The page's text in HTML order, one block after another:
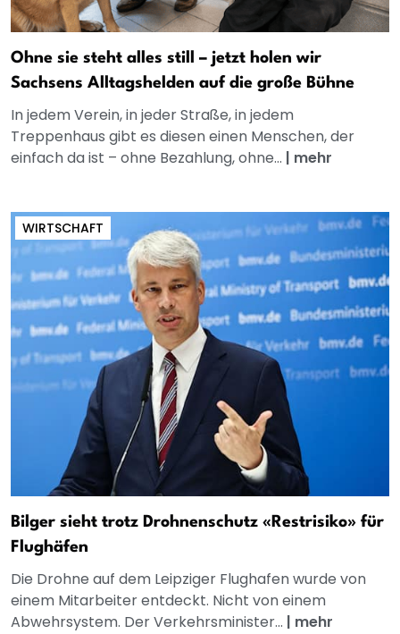
Ohne sie steht alles still – jetzt holen wir
Sachsens Alltagshelden auf die große Bühne
In jedem Verein, in jeder Straße, in jedem
Treppenhaus gibt es diesen einen Menschen, der
einfach da ist – ohne Bezahlung, ohne... | mehr
WIRTSCHAFT
Bilger sieht trotz Drohnenschutz «Restrisiko» für
Flughäfen
Die Drohne auf dem Leipziger Flughafen wurde von
einem Mitarbeiter entdeckt. Nicht von einem
Abwehrsystem. Der Verkehrsminister... | mehr